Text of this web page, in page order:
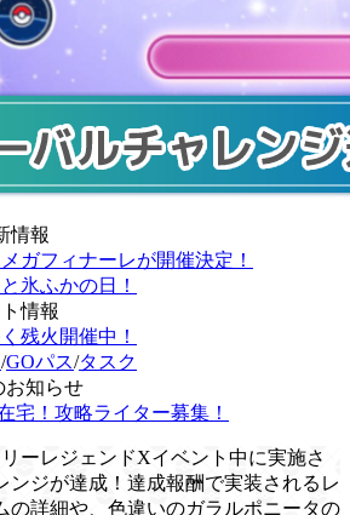
情報
ガフィナーレが開催決定！
氷ふかの日！
情報
残火開催中！
/GOパス/タスク
お知らせ
宅！攻略ライター募集！
ーレジェンドXイベント中に実施さ
ンジが達成！達成報酬で実装されるレ
の詳細や、色違いのガラルポニータの